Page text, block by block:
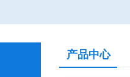
产品中心